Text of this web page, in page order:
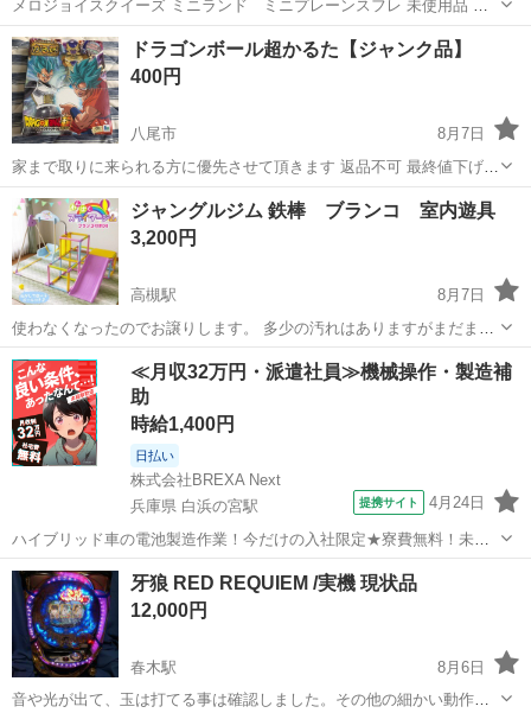
メロジョイスクイーズ ミニランド ミニプレーンスフレ 未使用品 付
属品 替え袋１ パウダー１ 箱は開封済みですが透明の袋からは 開け
ていません 細かい傷や汚れ等がありましても アフターサービス不可と
なります 細かい事が気...
大阪 摂津市 寝屋川市駅 その他 汚れ
ドラゴンボール超かるた【ジャンク品】
400円
八尾市
8月7日
家まで取りに来られる方に優先させて頂きます 返品不可 最終値下げさ
せて頂きました 全部揃ってるかわからない為ジャンク品させて頂きま
した 購入の前に内容とプロフィールをご確認された上でお願いします
大阪 八尾市 その他
ジャングルジム 鉄棒 ブランコ 室内遊具
3,200円
高槻駅
8月7日
使わなくなったのでお譲りします。 多少の汚れはありますがまだまだ
使えます。 折りたたみできます。 #ジャングルジム #室内遊具 #ブラ
ンコ #鉄棒
大阪 高槻市 高槻駅 その他 鉄棒
≪月収32万円・派遣社員≫機械操作・製造補
助
時給1,400円
日払い
株式会社BREXA Next
兵庫県 白浜の宮駅
提携サイト 4月24日
ハイブリッド車の電池製造作業！今だけの入社限定★寮費無料！未経
験活躍中★20～50代の男性活躍中！安定企業で長期で働きたい方オス
スメ！年間休日130日！正社員登用制度あり！マイカー通勤OK！ワン
ルーム寮完備！《兵庫県姫路市》...
兵庫 姫路市 白浜の宮駅
牙狼 RED REQUIEM /実機 現状品
12,000円
春木駅
8月6日
音や光が出て、玉は打てる事は確認しました。その他の細かい動作確